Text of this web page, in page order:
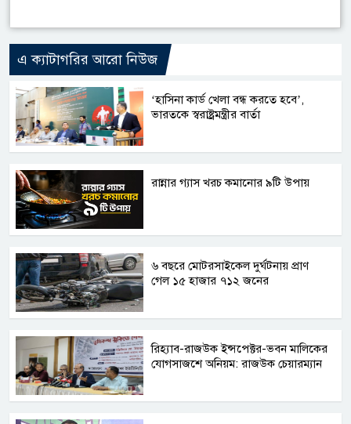
এ ক্যাটাগরির আরো নিউজ
‘হাসিনা কার্ড খেলা বন্ধ করতে হবে’,
ভারতকে স্বরাষ্ট্রমন্ত্রীর বার্তা
রান্নার গ্যাস খরচ কমানোর ৯টি উপায়
৬ বছরে মোটরসাইকেল দুর্ঘটনায় প্রাণ
গেল ১৫ হাজার ৭১২ জনের
রিহ্যাব-রাজউক ইন্সপেক্টর-ভবন মালিকের
যোগসাজশে অনিয়ম: রাজউক চেয়ারম্যান